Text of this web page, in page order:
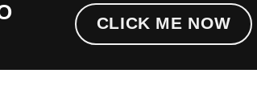
CLICK ME NOW